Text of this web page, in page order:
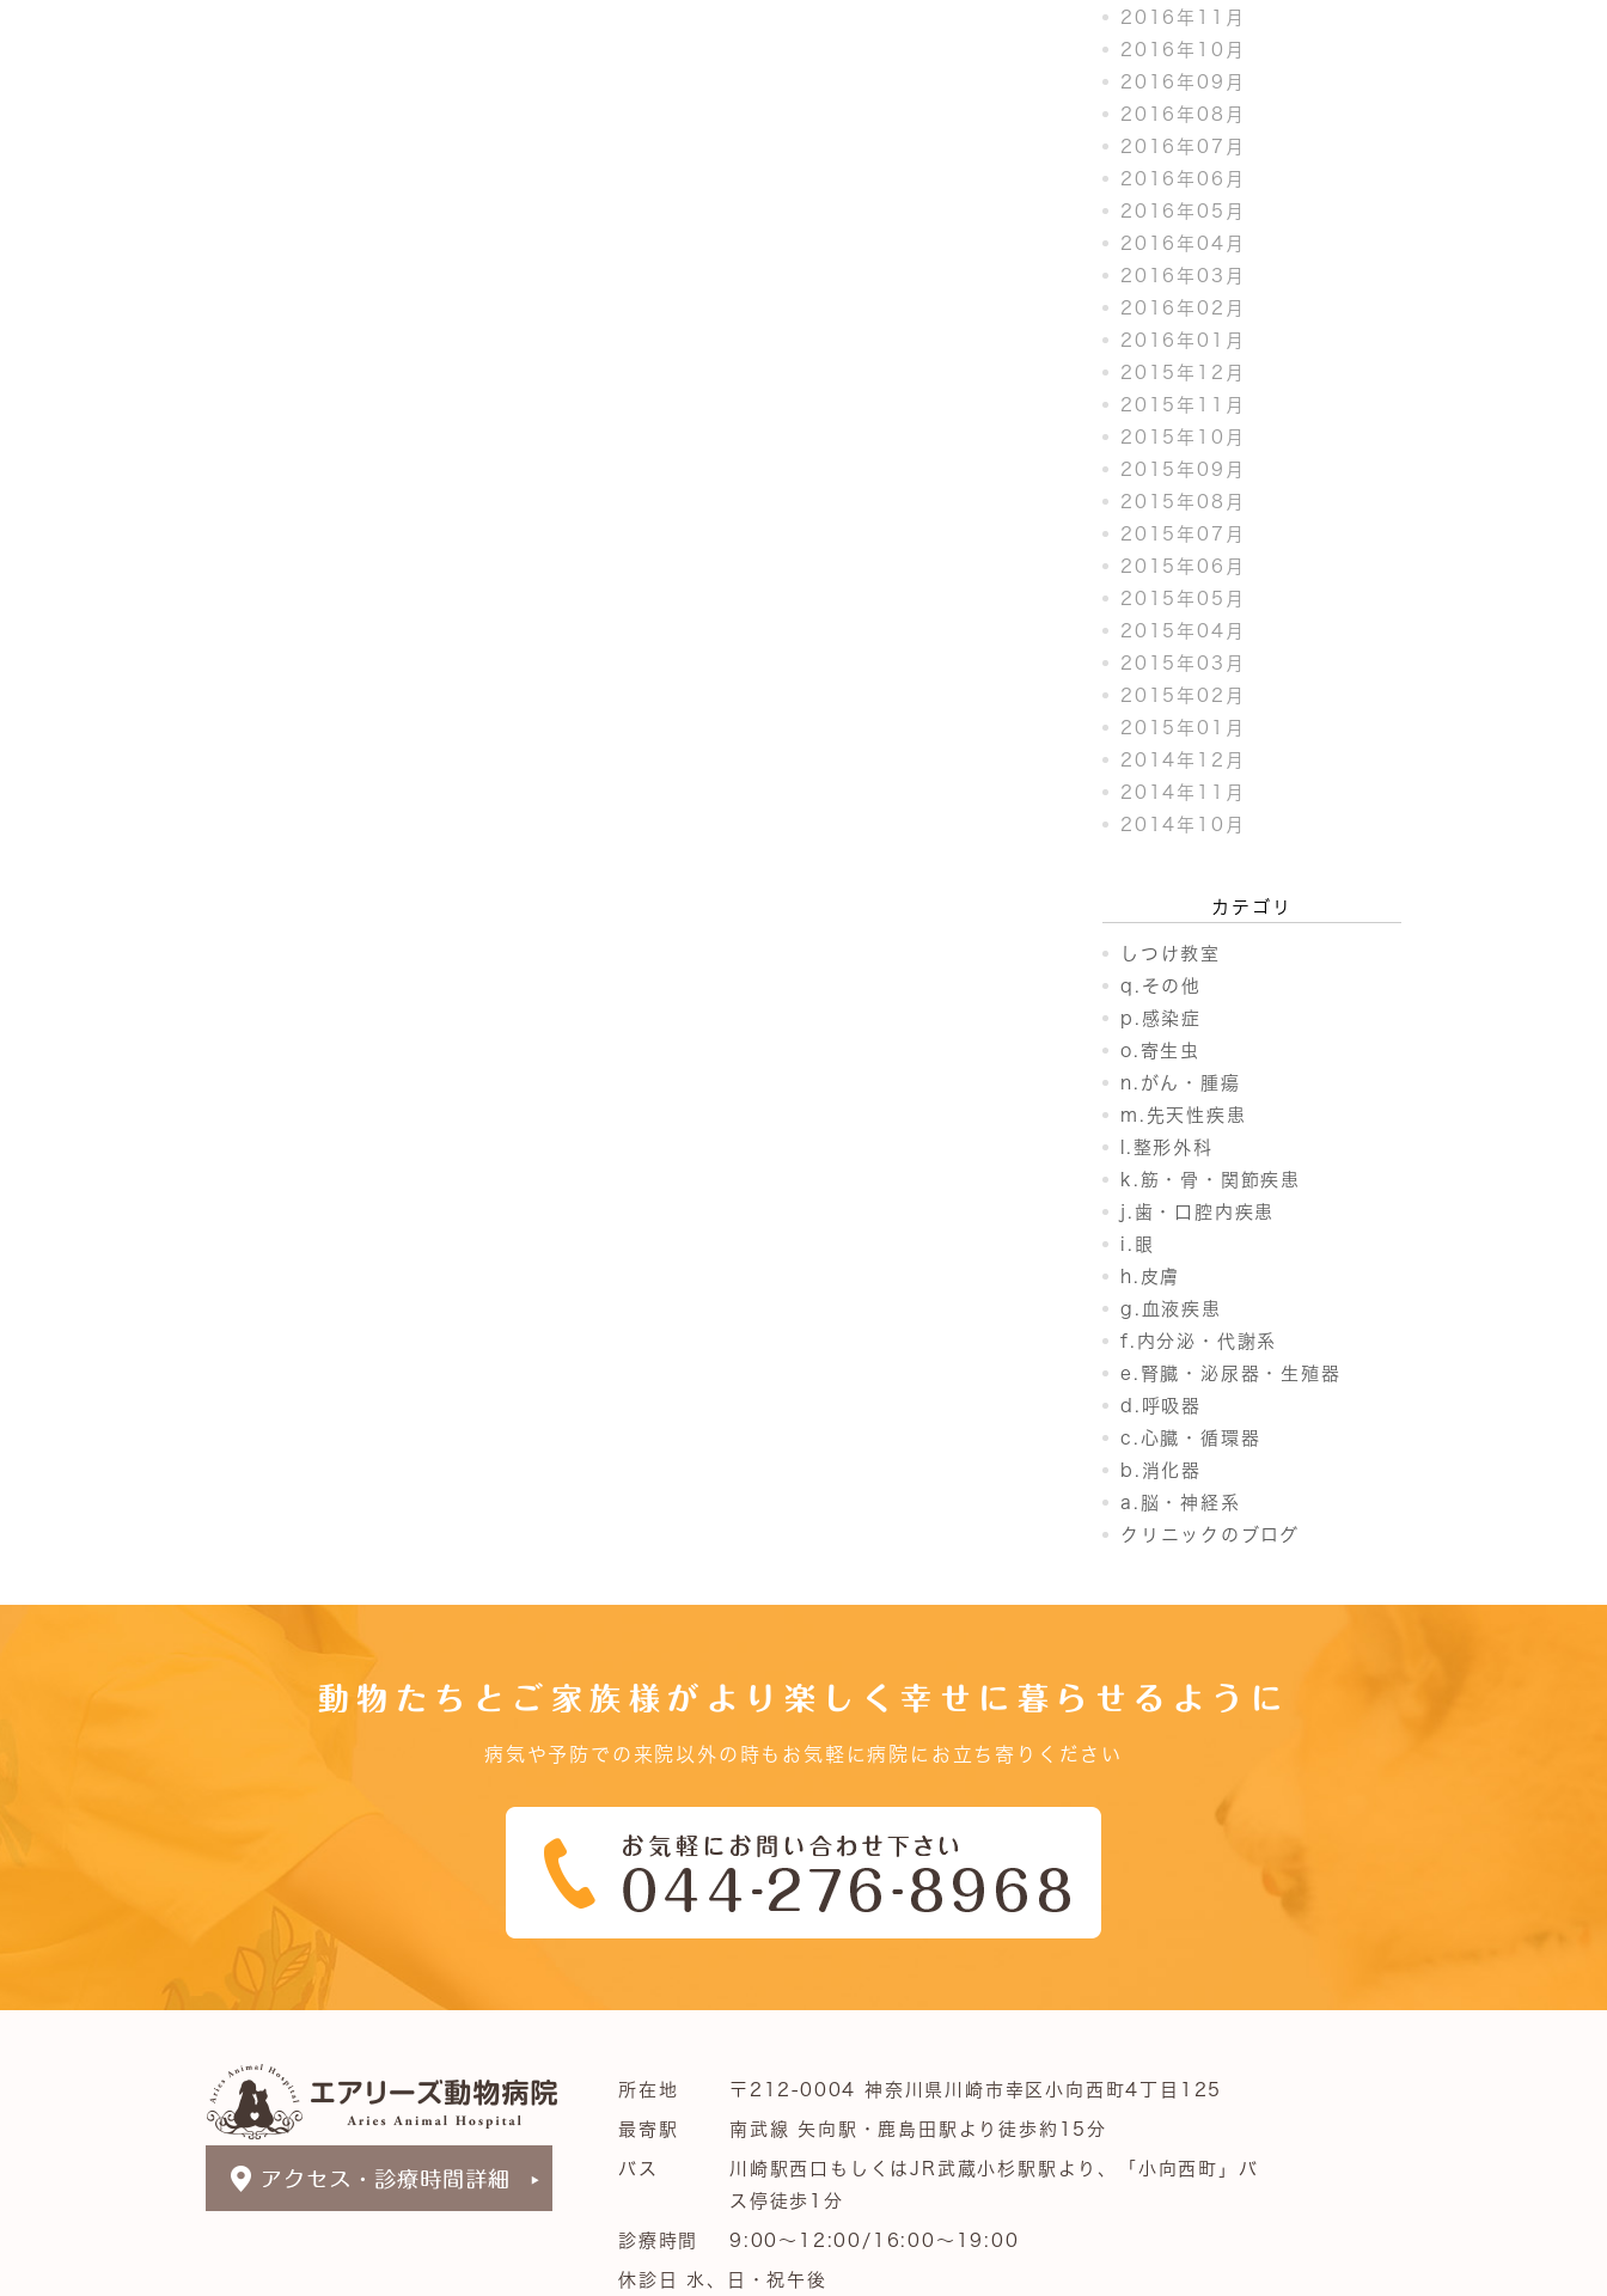
2016年11月
2016年10月
2016年09月
2016年08月
2016年07月
2016年06月
2016年05月
2016年04月
2016年03月
2016年02月
2016年01月
2015年12月
2015年11月
2015年10月
2015年09月
2015年08月
2015年07月
2015年06月
2015年05月
2015年04月
2015年03月
2015年02月
2015年01月
2014年12月
2014年11月
2014年10月
カテゴリ
しつけ教室
q.その他
p.感染症
o.寄生虫
n.がん・腫瘍
m.先天性疾患
l.整形外科
k.筋・骨・関節疾患
j.歯・口腔内疾患
i.眼
h.皮膚
g.血液疾患
f.内分泌・代謝系
e.腎臓・泌尿器・生殖器
d.呼吸器
c.心臓・循環器
b.消化器
a.脳・神経系
クリニックのブログ
動物たちとご家族様がより楽しく幸せに暮らせるように
病気や予防での来院以外の時もお気軽に病院にお立ち寄りください
所在地 〒212-0004 神奈川県川崎市幸区小向西町4丁目125
最寄駅 南武線 矢向駅・鹿島田駅より徒歩約15分
バス
川崎駅西口もしくはJR武蔵小杉駅駅より、「小向西町」バ
ス停徒歩1分
診療時間 9:00～12:00/16:00～19:00
休診日 水、日・祝午後